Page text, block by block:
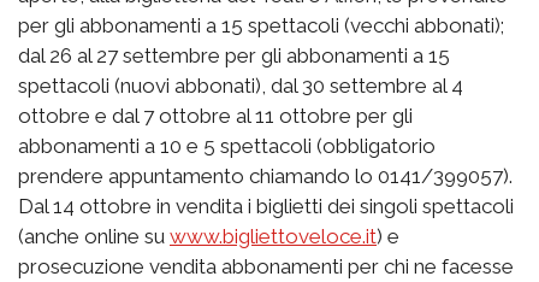
per gli abbonamenti a 15 spettacoli (vecchi abbonati);
dal 26 al 27 settembre per gli abbonamenti a 15
spettacoli (nuovi abbonati), dal 30 settembre al 4
ottobre e dal 7 ottobre al 11 ottobre per gli
abbonamenti a 10 e 5 spettacoli (obbligatorio
prendere appuntamento chiamando lo 0141/399057).
Dal 14 ottobre in vendita i biglietti dei singoli spettacoli
(anche online su www.bigliettoveloce.it) e
prosecuzione vendita abbonamenti per chi ne facesse